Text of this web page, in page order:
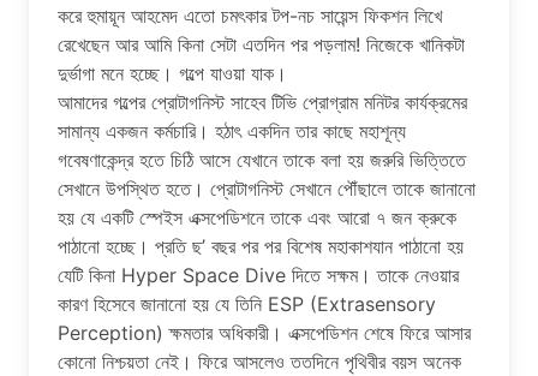
করে হুমায়ূন আহমেদ এতো চমৎকার টপ-নচ সায়েন্স ফিকশন লিখে
রেখেছেন আর আমি কিনা সেটা এতদিন পর পড়লাম! নিজেকে খানিকটা
দুর্ভাগা মনে হচ্ছে। গল্পে যাওয়া যাক।
আমাদের গল্পের প্রোটাগনিস্ট সাহেব টিভি প্রোগ্রাম মনিটর কার্যক্রমের
সামান্য একজন কর্মচারি। হঠাৎ একদিন তার কাছে মহাশূন্য
গবেষণাকেন্দ্র হতে চিঠি আসে যেখানে তাকে বলা হয় জরুরি ভিত্তিতে
সেখানে উপস্থিত হতে। প্রোটাগনিস্ট সেখানে পৌঁছালে তাকে জানানো
হয় যে একটি স্পেইস এক্সপেডিশনে তাকে এবং আরো ৭ জন ক্রুকে
পাঠানো হচ্ছে। প্রতি ছ’ বছর পর পর বিশেষ মহাকাশযান পাঠানো হয়
যেটি কিনা Hyper Space Dive দিতে সক্ষম। তাকে নেওয়ার
কারণ হিসেবে জানানো হয় যে তিনি ESP (Extrasensory
Perception) ক্ষমতার অধিকারী। এক্সপেডিশন শেষে ফিরে আসার
কোনো নিশ্চয়তা নেই। ফিরে আসলেও ততদিনে পৃথিবীর বয়স অনেক